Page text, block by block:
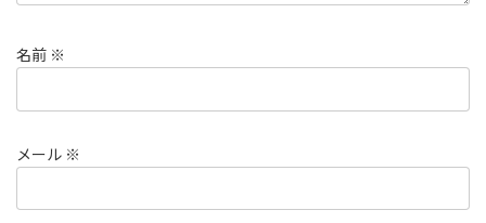
名前 ※
メール ※